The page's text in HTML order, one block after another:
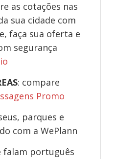
as cotações nas
sua cidade com
faça sua oferta e
segurança
: compare
Promo
parques e
com a WePlann
falam português